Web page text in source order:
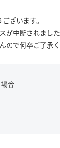
ざいます。
が中断されました
ので何卒ご了承く
合